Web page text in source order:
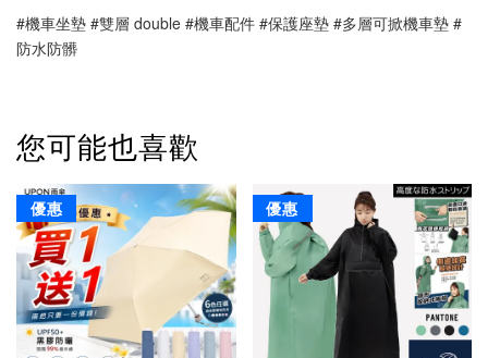
#機車坐墊 #雙層 double #機車配件 #保護座墊 #多層可掀機車墊 #
防水防髒
您可能也喜歡
優惠 優惠